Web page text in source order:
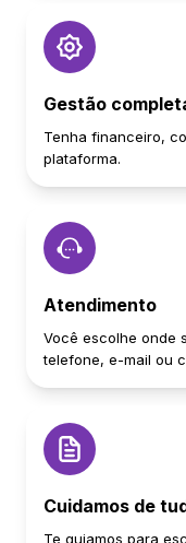
Gestão
Tenha financeiro,
plataforma.
Atendimento
Você escolhe onde
telefone, e-mail ou
Cuidamos de
Te guiamos para